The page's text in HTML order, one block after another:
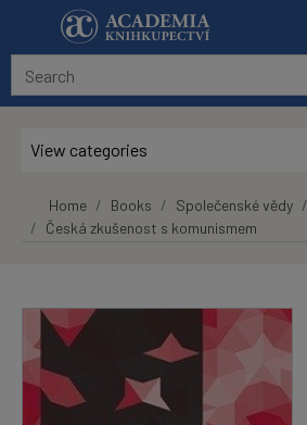
Skip to main content
View categories
Home Books Společenské vědy
Česká zkušenost s komunismem